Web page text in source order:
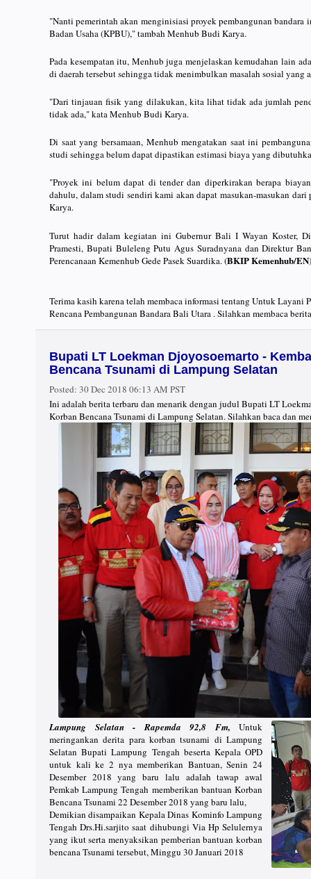
"Nanti pemerintah akan menginisiasi proyek pembangunan bandara
Badan Usaha (KPBU)," tambah Menhub Budi Karya.
Pada kesempatan itu, Menhub juga menjelaskan kemudahan lain
di daerah tersebut sehingga tidak menimbulkan masalah sosial yang
"Dari tinjauan fisik yang dilakukan, kita lihat tidak ada jumlah
tidak ada," kata Menhub Budi Karya.
Di saat yang bersamaan, Menhub mengatakan saat ini
studi sehingga belum dapat dipastikan estimasi biaya yang
"Proyek ini belum dapat di tender dan diperkirakan berapa
dahulu, dalam studi sendiri kami akan dapat masukan-masukan
Karya.
Turut hadir dalam kegiatan ini Gubernur Bali I Wayan Koster,
Pramesti, Bupati Buleleng Putu Agus Suradnyana dan Direktur
Perencanaan Kemenhub Gede Pasek Suardika. (BKIP Kemenhub/EN)
Terima kasih karena telah membaca informasi tentang Untuk
Rencana Pembangunan Bandara Bali Utara . Silahkan membaca
Bupati LT Loekman Djoyosoemarto -
Bencana Tsunami di Lampung Selatan
Posted: 30 Dec 2018 06:13 AM PST
Ini adalah berita terbaru dan menarik dengan judul Bupati LT
Korban Bencana Tsunami di Lampung Selatan. Silahkan baca dan
Lampung Selatan - Rapemda 92,8 Fm, Untuk
meringankan derita para korban tsunami di Lampung
Selatan Bupati Lampung Tengah beserta Kepala OPD
untuk kali ke 2 nya memberikan Bantuan, Senin 24
Desember 2018 yang baru lalu adalah tawap awal
Pemkab Lampung Tengah memberikan bantuan Korban
Bencana Tsunami 22 Desember 2018 yang baru lalu,
Demikian disampaikan Kepala Dinas Kominfo Lampung
Tengah Drs.Hi.sarjito saat dihubungi Via Hp Selulernya
yang ikut serta menyaksikan pemberian bantuan korban
bencana Tsunami tersebut, Minggu 30 Januari 2018